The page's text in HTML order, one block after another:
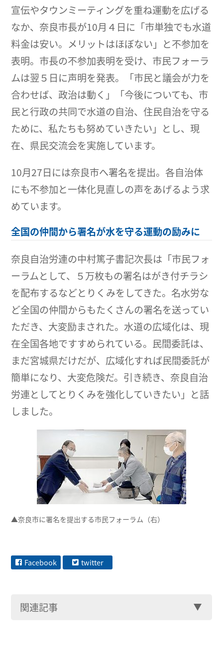
宣伝やタウンミーティングを重ね運動を広げる
なか、奈良市長が10月４日に「市単独でも水道
料金は安い。メリットはほぼない」と不参加を
表明。市長の不参加表明を受け、市民フォーラ
ムは翌５日に声明を発表。「市民と議会が力を
合わせば、政治は動く」「今後についても、市
民と行政の共同で水道の自治、住民自治を守る
ために、私たちも努めていきたい」とし、現
在、県民交流会を実施しています。
10月27日には奈良市へ署名を提出。各自治体
にも不参加と一体化見直しの声をあげるよう求
めています。
全国の仲間から署名が水を守る運動の励みに
奈良自治労連の中村篤子書記次長は「市民フォ
ーラムとして、５万枚もの署名はがき付チラシ
を配布するなどとりくみをしてきた。名水労な
ど全国の仲間からもたくさんの署名を送ってい
ただき、大変励まされた。水道の広域化は、現
在全国各地ですすめられている。民間委託は、
まだ宮城県だけだが、広域化すれば民間委託が
簡単になり、大変危険だ。引き続き、奈良自治
労連としてとりくみを強化していきたい」と話
しました。
▲奈良市に署名を提出する市民フォーラム（右）
Facebook twitter
関連記事